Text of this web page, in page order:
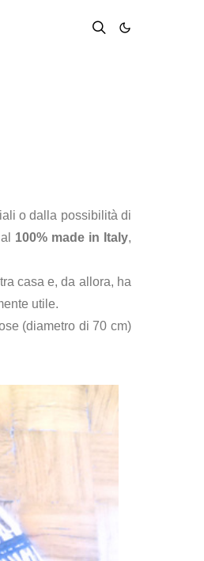
o dalla possibilità di
100% made in Italy,
casa e, da allora, ha
utile.
(diametro di 70 cm)